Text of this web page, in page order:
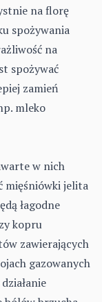
na florę
spożywania
na
spożywać
zamień
mleko
w nich
mięśniówki jelita
łagodne
kopru
zawierających
gazowanych